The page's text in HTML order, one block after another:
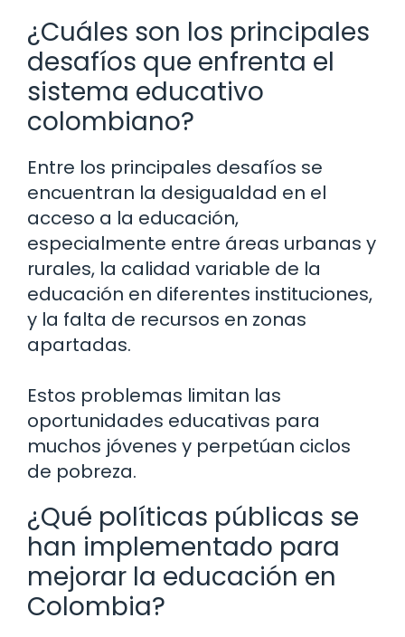
¿Cuáles son los principales
desafíos que enfrenta el
sistema educativo
colombiano?
Entre los principales desafíos se
encuentran la desigualdad en el
acceso a la educación,
especialmente entre áreas urbanas y
rurales, la calidad variable de la
educación en diferentes instituciones,
y la falta de recursos en zonas
apartadas.
Estos problemas limitan las
oportunidades educativas para
muchos jóvenes y perpetúan ciclos
de pobreza.
¿Qué políticas públicas se
han implementado para
mejorar la educación en
Colombia?